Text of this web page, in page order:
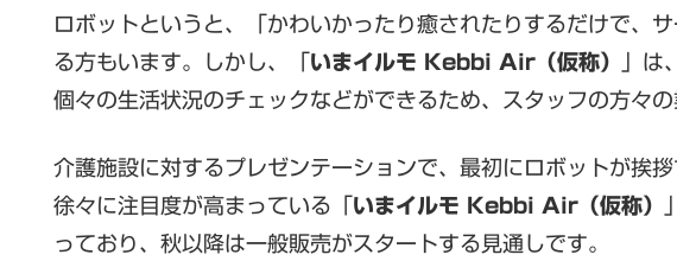
ロボットというと、「かわいかったり癒されたりするだけで、
る方もいます。しかし、「 いまイルモ Kebbi Air（仮称）
」
個々の生活状況のチェックなどができるため、スタッフの方々
介護施設に対するプレゼンテーションで、最初にロボットが挨
徐々に注目度が高まっている「 いまイルモ Kebbi Air（仮称）
っており、秋以降は一般販売がスタートする見通しです。